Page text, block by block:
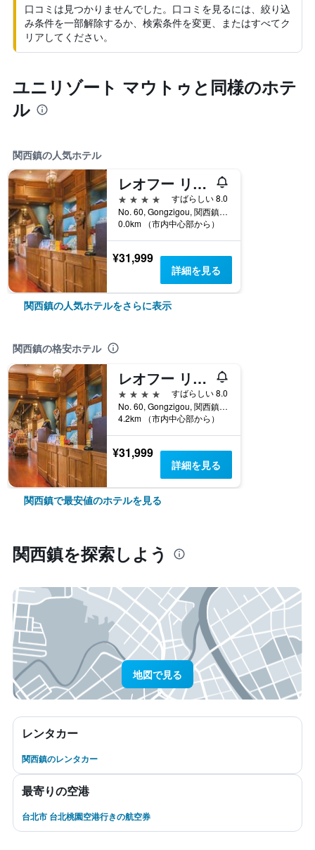
口コミは見つかりませんでした。口コミを見るには、絞り込
み条件を一部解除するか、検索条件を変更、またはすべてク
リアしてください。
ユニリゾート マウトゥと同様のホテ
ル
関西鎮の人気ホテル
レオフー リゾート クァンシ
4つ星
すばらしい 8.0
No. 60, Gongzigou, 関西鎮, 台湾
0.0km （市内中心部から）
¥31,999
詳細を見る
関西鎮の人気ホテルをさらに表示
関西鎮の格安ホテル
レオフー リゾート クァンシ
4つ星
すばらしい 8.0
No. 60, Gongzigou, 関西鎮, 台湾
4.2km （市内中心部から）
¥31,999
詳細を見る
関西鎮で最安値のホテルを見る
関西鎮​を探索しよう
地図で見る
レンタカー
関西鎮のレンタカー
最寄りの空港
台北市 台北桃園空港行きの航空券